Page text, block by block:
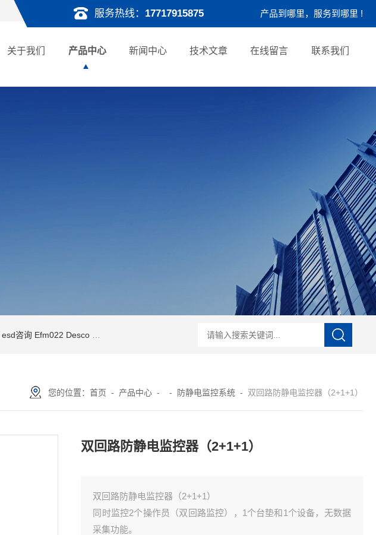
服务热线： 17717915875 产品到哪里，服务到哪里 !
关于我们 产品中心 新闻中心 技术文章 在线留言 联系我们
esd咨询 Efm022 Desco IEC61340-5-1iec61340 认证 ESD知识培训 ESD20.20认证
您的位置： 首页 - 产品中心 - - 防静电监控系统 - 双回路防静电监控器（2+1+1）
双回路防静电监控器（2+1+1）
双回路防静电监控器（2+1+1）
同时监控2个操作员（双回路监控），1个台垫和1个设备，无数据
采集功能。